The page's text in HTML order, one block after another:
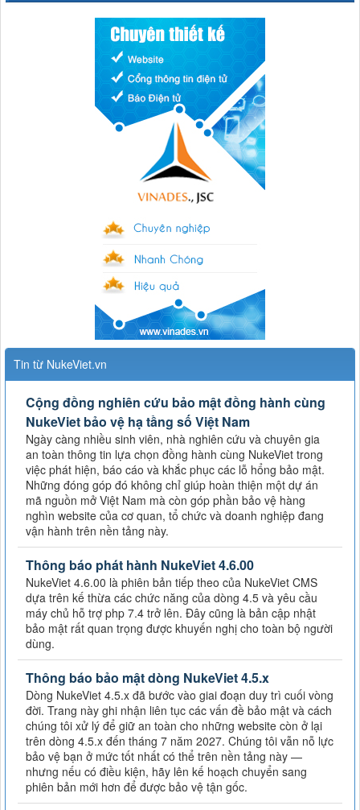
Tin từ NukeViet.vn
Cộng đồng nghiên cứu bảo mật đồng hành cùng
NukeViet bảo vệ hạ tầng số Việt Nam
Ngày càng nhiều sinh viên, nhà nghiên cứu và chuyên gia
an toàn thông tin lựa chọn đồng hành cùng NukeViet trong
việc phát hiện, báo cáo và khắc phục các lỗ hổng bảo mật.
Những đóng góp đó không chỉ giúp hoàn thiện một dự án
mã nguồn mở Việt Nam mà còn góp phần bảo vệ hàng
nghìn website của cơ quan, tổ chức và doanh nghiệp đang
vận hành trên nền tảng này.
Thông báo phát hành NukeViet 4.6.00
NukeViet 4.6.00 là phiên bản tiếp theo của NukeViet CMS
dựa trên kế thừa các chức năng của dòng 4.5 và yêu cầu
máy chủ hỗ trợ php 7.4 trở lên. Đây cũng là bản cập nhật
bảo mật rất quan trọng được khuyến nghị cho toàn bộ người
dùng.
Thông báo bảo mật dòng NukeViet 4.5.x
Dòng NukeViet 4.5.x đã bước vào giai đoạn duy trì cuối vòng
đời. Trang này ghi nhận liên tục các vấn đề bảo mật và cách
chúng tôi xử lý để giữ an toàn cho những website còn ở lại
trên dòng 4.5.x đến tháng 7 năm 2027. Chúng tôi vẫn nỗ lực
bảo vệ bạn ở mức tốt nhất có thể trên nền tảng này —
nhưng nếu có điều kiện, hãy lên kế hoạch chuyển sang
phiên bản mới hơn để được bảo vệ tận gốc.